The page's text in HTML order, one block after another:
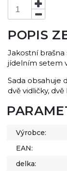
POPIS
Jakostní
jídelním setem
Sada obsahuje
dvě vidličky,
Výrobce:
EAN:
delka: